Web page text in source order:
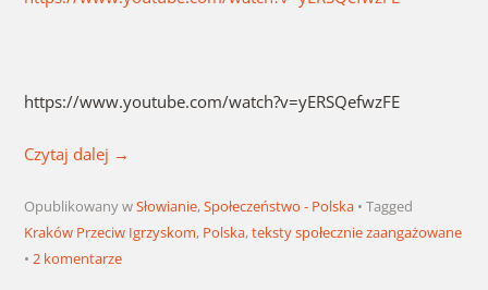
https://www.youtube.com/watch?v=yERSQefwzFE
Czytaj dalej →
Opublikowany wSłowianie,Społeczeństwo - Polska
Tagged
Kraków Przeciw Igrzyskom, Polska,teksty społecznie zaangażowane
2 komentarze